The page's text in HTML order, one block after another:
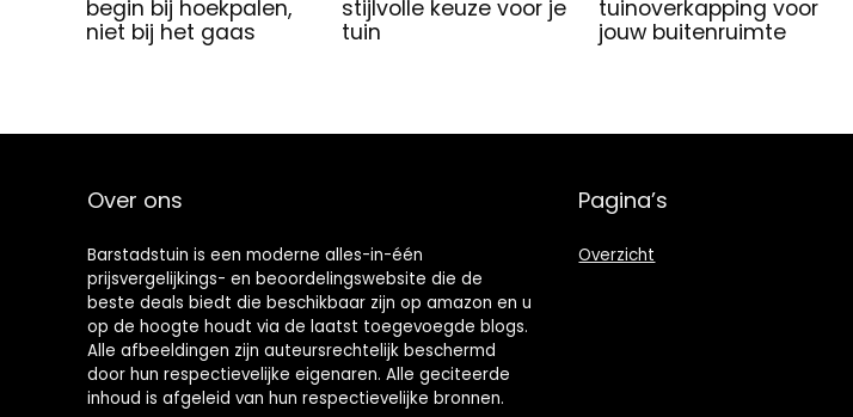
begin bij hoekpalen,
niet bij het gaas
stijlvolle keuze voor je
tuin
tuinoverkapping voor
jouw buitenruimte
Over ons
Barstadstuin is een moderne alles-in-één
prijsvergelijkings- en beoordelingswebsite die de
beste deals biedt die beschikbaar zijn op amazon en u
op de hoogte houdt via de laatst toegevoegde blogs.
Alle afbeeldingen zijn auteursrechtelijk beschermd
door hun respectievelijke eigenaren. Alle geciteerde
inhoud is afgeleid van hun respectievelijke bronnen.
Pagina’s
Overzicht